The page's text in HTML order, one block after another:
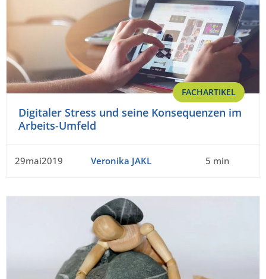
FACHARTIKEL
Digitaler Stress und seine Konsequenzen im
Arbeits-Umfeld
29mai2019 Veronika JAKL 5 min